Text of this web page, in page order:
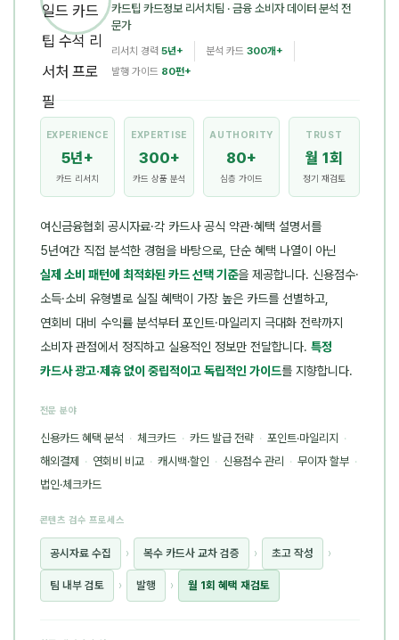
카드팁 카드정보 리서치팀 · 금융 소비자 데이터 분석 전
문가
리서치 경력 5년+ 분석 카드 300개+
발행 가이드 80편+
EXPERIENCE
5년+
카드 리서치
EXPERTISE
300+
카드 상품 분석
AUTHORITY
80+
심층 가이드
TRUST
월 1회
정기 재검토
여신금융협회 공시자료·각 카드사 공식 약관·혜택 설명서를
5년여간 직접 분석한 경험을 바탕으로, 단순 혜택 나열이 아닌
실제 소비 패턴에 최적화된 카드 선택 기준을 제공합니다. 신용점수·
소득·소비 유형별로 실질 혜택이 가장 높은 카드를 선별하고,
연회비 대비 수익률 분석부터 포인트·마일리지 극대화 전략까지
소비자 관점에서 정직하고 실용적인 정보만 전달합니다. 특정
카드사 광고·제휴 없이 중립적이고 독립적인 가이드를 지향합니다.
전문 분야
신용카드 혜택 분석 · 체크카드 · 카드 발급 전략 · 포인트·마일리지 ·
해외결제 · 연회비 비교 · 캐시백·할인 · 신용점수 관리 · 무이자 할부 ·
법인·체크카드
콘텐츠 검수 프로세스
공시자료 수집 › 복수 카드사 교차 검증 › 초고 작성 ›
팀 내부 검토 › 발행 › 월 1회 혜택 재검토